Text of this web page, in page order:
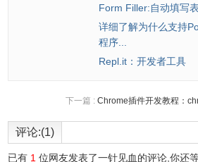
Interceptor才能自定义
星图标就是 Interceptor。
鸣谢以下参考文章作者
Form Filler:自动填写
详细了解为什么支持
程序...
Repl.it：开发者工具
下一篇 : Chrome插件开发教程：
评论:(1)
已有 1 位网友发表了一针见血的评论,你还